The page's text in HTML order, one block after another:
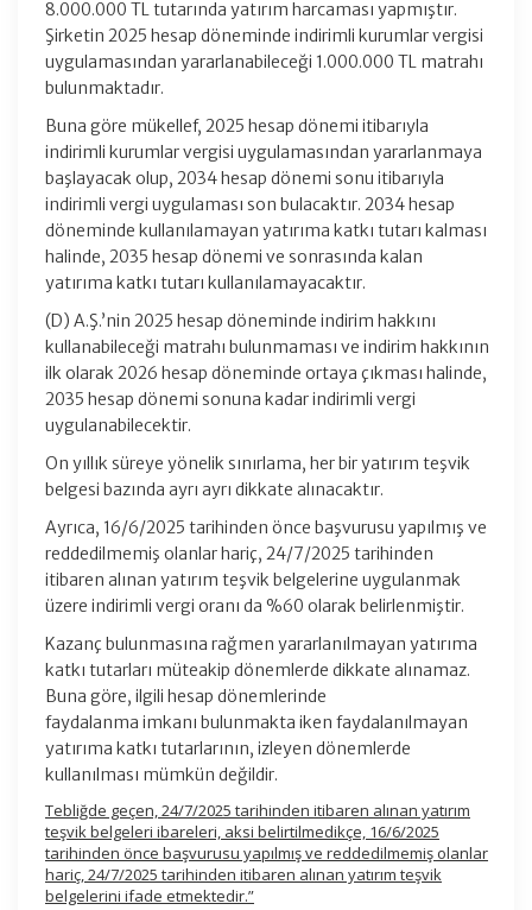
8.000.000 TL tutarında yatırım harcaması yapmıştır.
Şirketin 2025 hesap döneminde indirimli kurumlar vergisi
uygulamasından yararlanabileceği 1.000.000 TL matrahı
bulunmaktadır.
Buna göre mükellef, 2025 hesap dönemi itibarıyla
indirimli kurumlar vergisi uygulamasından yararlanmaya
başlayacak olup, 2034 hesap dönemi sonu itibarıyla
indirimli vergi uygulaması son bulacaktır. 2034 hesap
döneminde kullanılamayan yatırıma katkı tutarı kalması
halinde, 2035 hesap dönemi ve sonrasında kalan
yatırıma katkı tutarı kullanılamayacaktır.
(D) A.Ş.’nin 2025 hesap döneminde indirim hakkını
kullanabileceği matrahı bulunmaması ve indirim hakkının
ilk olarak 2026 hesap döneminde ortaya çıkması halinde,
2035 hesap dönemi sonuna kadar indirimli vergi
uygulanabilecektir.
On yıllık süreye yönelik sınırlama, her bir yatırım teşvik
belgesi bazında ayrı ayrı dikkate alınacaktır.
Ayrıca, 16/6/2025 tarihinden önce başvurusu yapılmış ve
reddedilmemiş olanlar hariç, 24/7/2025 tarihinden
itibaren alınan yatırım teşvik belgelerine uygulanmak
üzere indirimli vergi oranı da %60 olarak belirlenmiştir.
Kazanç bulunmasına rağmen yararlanılmayan yatırıma
katkı tutarları müteakip dönemlerde dikkate alınamaz.
Buna göre, ilgili hesap dönemlerinde
faydalanma imkanı bulunmakta iken faydalanılmayan
yatırıma katkı tutarlarının, izleyen dönemlerde
kullanılması mümkün değildir.
Tebliğde geçen, 24/7/2025 tarihinden itibaren alınan yatırım
teşvik belgeleri ibareleri, aksi belirtilmedikçe, 16/6/2025
tarihinden önce başvurusu yapılmış ve reddedilmemiş olanlar
hariç, 24/7/2025 tarihinden itibaren alınan yatırım teşvik
belgelerini ifade etmektedir.”